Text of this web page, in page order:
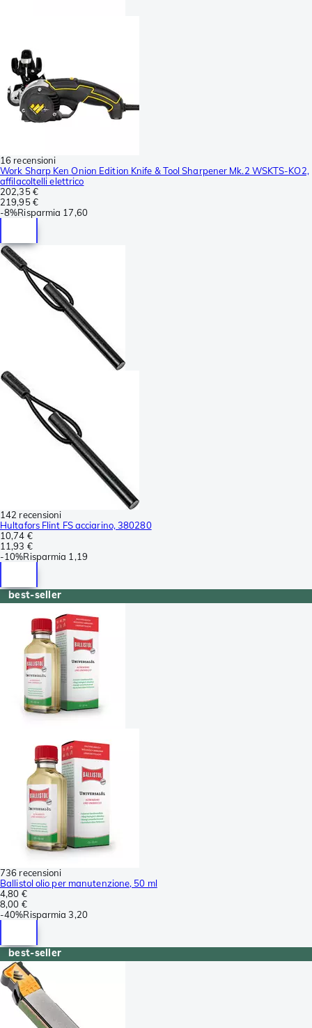
16 recensioni
Work Sharp Ken Onion Edition Knife & Tool Sharpener Mk.2 WSKTS-KO2,
affilacoltelli elettrico
202,35 €
219,95 €
-8%Risparmia 17,60
142 recensioni
Hultafors Flint FS acciarino, 380280
10,74 €
11,93 €
-10%Risparmia 1,19
best-seller
736 recensioni
Ballistol olio per manutenzione, 50 ml
4,80 €
8,00 €
-40%Risparmia 3,20
best-seller